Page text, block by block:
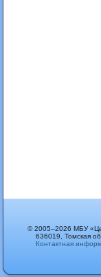
© 2005–2026 МБУ
636019, Томская
Контактная